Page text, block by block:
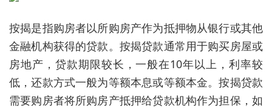
按揭是指购房者以所购房产作为抵押物从银行或其他
金融机构获得的贷款。按揭贷款通常用于购买房屋或
房地产，贷款期限较长，一般在10年以上，利率较
低，还款方式一般为等额本息或等额本金。按揭贷款
需要购房者将所购房产抵押给贷款机构作为担保，如